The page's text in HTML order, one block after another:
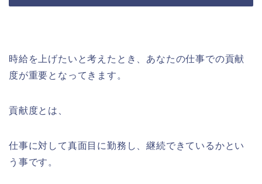
時給を上げたいと考えたとき、あなたの仕事での貢献
度が重要となってきます。
貢献度とは、
仕事に対して真面目に勤務し、継続できているかとい
う事です。